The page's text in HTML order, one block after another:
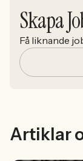
Skapa
Få liknande
Artiklar